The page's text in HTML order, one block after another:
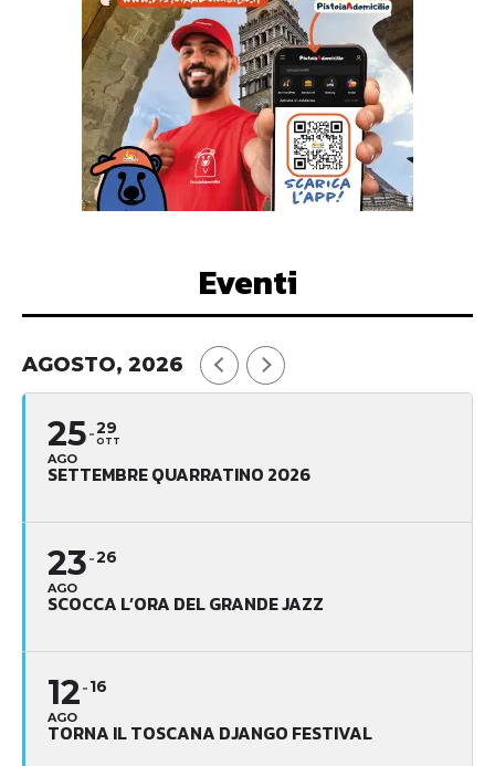
Eventi
AGOSTO, 2026
25
AGO
29
OTT
SETTEMBRE QUARRATINO 2026
23
AGO
26
SCOCCA L’ORA DEL GRANDE JAZZ
12
AGO
16
TORNA IL TOSCANA DJANGO FESTIVAL